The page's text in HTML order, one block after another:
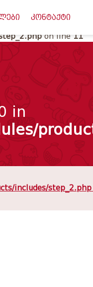
202 კონტაქტი
on line 11
in
includes/step_2.php